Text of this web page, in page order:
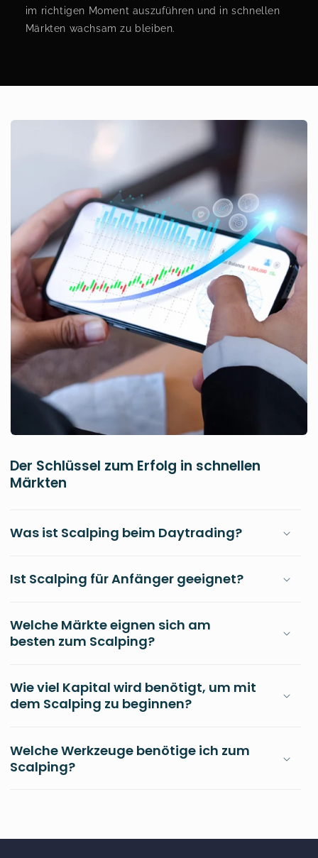
im richtigen Moment auszuführen und in schnellen
Märkten wachsam zu bleiben.
Der Schlüssel zum Erfolg in schnellen
Märkten
Was ist Scalping beim Daytrading?
Ist Scalping für Anfänger geeignet?
Welche Märkte eignen sich am
besten zum Scalping?
Wie viel Kapital wird benötigt, um mit
dem Scalping zu beginnen?
Welche Werkzeuge benötige ich zum
Scalping?